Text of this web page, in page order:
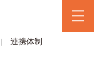
| 連携体制